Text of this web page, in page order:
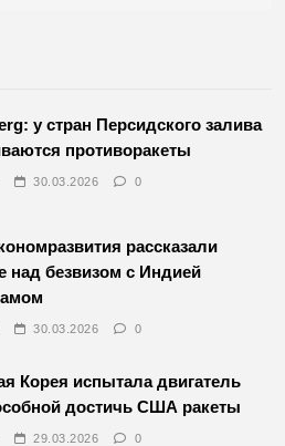
у стран Персидского залива
противоракеты
30.03.2026 0
рассказали
над безвизом с Индией
30.03.2026 0
Корея испытала двигатель
достичь США ракеты
29.03.2026 0